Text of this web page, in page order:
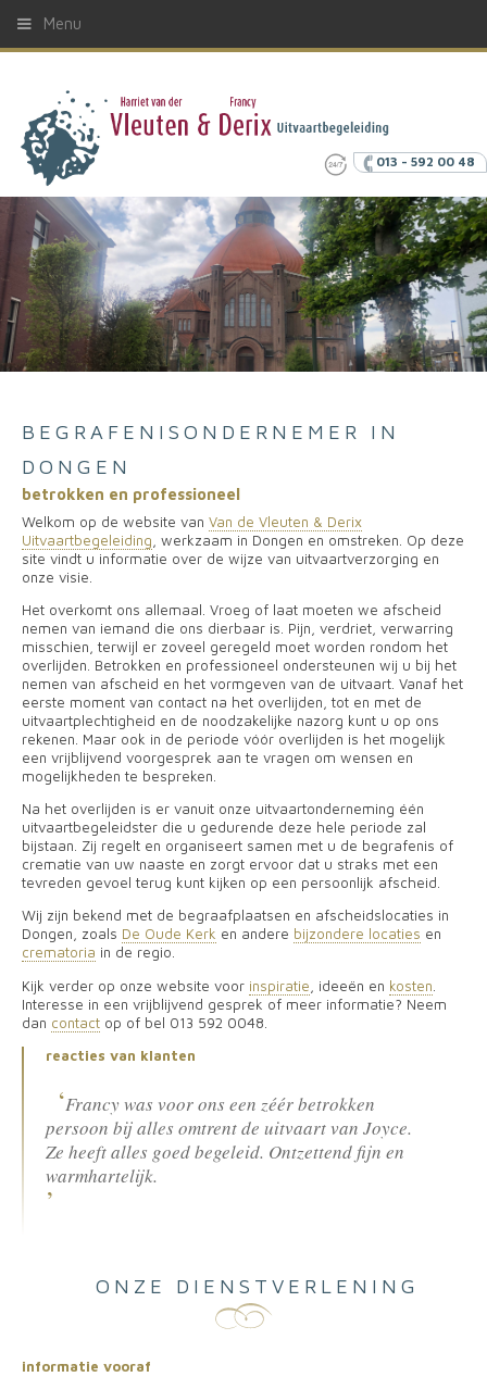
013 - 592 00 48
BEGRAFENISONDERNEMER IN
DONGEN
betrokken en professioneel
Welkom op de website van Van de Vleuten & Derix
Uitvaartbegeleiding werkzaam in Dongen en omstreken. Op deze
site vindt u informatie over de wijze van uitvaartverzorging en
onze visie.
Het overkomt ons allemaal. Vroeg of laat moeten we afscheid
nemen van iemand die ons dierbaar is. Pijn, verdriet, verwarring
misschien, terwijl er zoveel geregeld moet worden rondom het
overlijden. Betrokken en professioneel ondersteunen wij u bij het
nemen van afscheid en het vormgeven van de uitvaart. Vanaf het
eerste moment van contact na het overlijden, tot en met de
uitvaartplechtigheid en de noodzakelijke nazorg kunt u op ons
rekenen. Maar ook in de periode vóór overlijden is het mogelijk
een vrijblijvend voorgesprek aan te vragen om wensen en
mogelijkheden te bespreken.
Na het overlijden is er vanuit onze uitvaartonderneming één
uitvaartbegeleidster die u gedurende deze hele periode zal
bijstaan. Zij regelt en organiseert samen met u de begrafenis of
crematie van uw naaste en zorgt ervoor dat u straks met een
tevreden gevoel terug kunt kijken op een persoonlijk afscheid.
Wij zijn bekend met de begraafplaatsen en afscheidslocaties in
Dongen, zoals De Oude Kerk en andere bijzondere locaties en
crematoria in de regio.
Kijk verder op onze website voor inspiratie , ideeën en kosten
Interesse in een vrijblijvend gesprek of meer informatie? Neem
dan contact op of bel 013 592 0048.
reacties van klanten
Francy was voor ons een zéér betrokken
persoon bij alles omtrent de uitvaart van Joyce.
Ze heeft alles goed begeleid. Ontzettend fijn en
warmhartelijk.
ONZE DIENSTVERLENING
informatie vooraf
Menu